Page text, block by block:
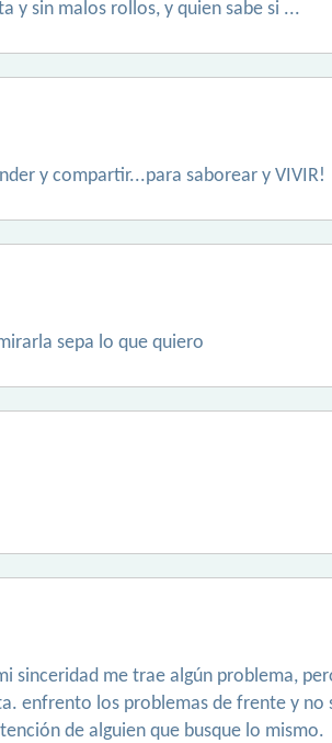
y sin malos rollos, y quien sabe si ...
y compartir...para saborear y VIVIR!
sepa lo que quiero
sinceridad me trae algún problema,
enfrento los problemas de frente y
de alguien que busque lo mismo.